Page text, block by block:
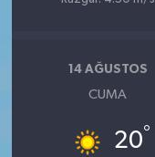
14 AĞUSTOS
CUMA
20°